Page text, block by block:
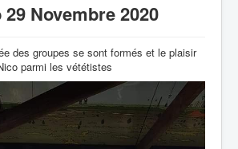
Novembre 2020
des groupes se sont formés et le plaisir
parmi les vététistes